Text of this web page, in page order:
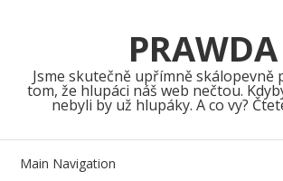
PRAWDA
Jsme skutečně upřímně skálopevně
tom, že hlupáci náš web nečtou.
nebyli by už hlupáky. A co vy?
Main Navigation